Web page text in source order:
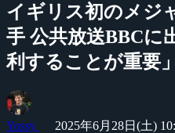
イギリス初のメジ
手 公共放送BBCに
利することが重要」
Yossy 2025年6月28日(土)